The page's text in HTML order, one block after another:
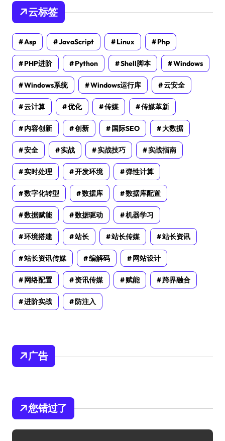
云标签
Asp JavaScript Linux Php
PHP进阶 Python Shell脚本 Windows
Windows系统 Windows运行库 云安全
云计算 优化 传媒 传媒革新
内容创新 创新 国际SEO 大数据
安全 实战 实战技巧 实战指南
实时处理 开发环境 弹性计算
数字化转型 数据库 数据库配置
数据赋能 数据驱动 机器学习
环境搭建 站长 站长传媒 站长资讯
站长资讯传媒 编解码 网站设计
网络配置 资讯传媒 赋能 跨界融合
进阶实战 防注入
广告
您错过了